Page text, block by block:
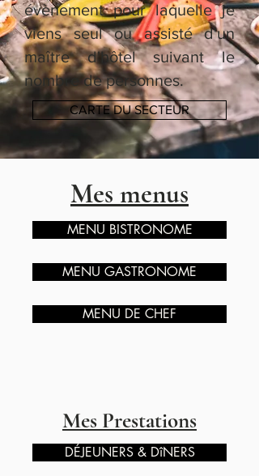
évènement pour laquelle je
viens seul ou assisté d'un
maître d'hôtel suivant le
nombre de personnes.
CARTE DU SECTEUR
Mes menus
MENU BISTRONOME
MENU GASTRONOME
MENU DE CHEF
Mes Prestations
DÉJEUNERS & DîNERS